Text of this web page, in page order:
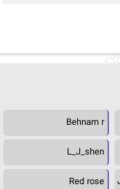
Behnam r
L_J_shen
Red rose